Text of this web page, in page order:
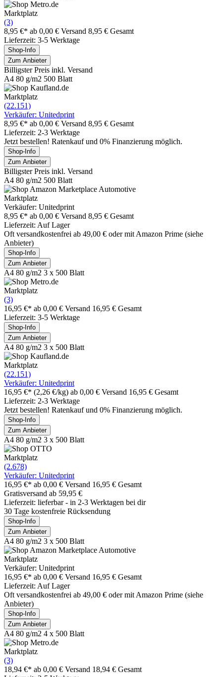
Marktplatz
(3)
8,95 €* ab 0,00 € Versand 8,95 € Gesamt
Lieferzeit: 3-5 Werktage
Shop-Info
Zum Anbieter
Billigster Preis inkl. Versand
A4 80 g/m2 500 Blatt
Marktplatz
(22.151)
Verkäufer: Unitedprint
8,95 €* ab 0,00 € Versand 8,95 € Gesamt
Lieferzeit: 2-3 Werktage
Jetzt bestellen! Ratenkauf und 0% Finanzierung möglich.
Shop-Info
Zum Anbieter
Billigster Preis inkl. Versand
A4 80 g/m2 500 Blatt
Marktplatz
Verkäufer: Unitedprint
8,95 €* ab 0,00 € Versand 8,95 € Gesamt
Lieferzeit: Auf Lager
Oft versandkostenfrei ab 49,00 € oder mit Amazon Prime (siehe
Anbieter)
Shop-Info
Zum Anbieter
A4 80 g/m2 3 x 500 Blatt
Marktplatz
(3)
16,95 €* ab 0,00 € Versand 16,95 € Gesamt
Lieferzeit: 3-5 Werktage
Shop-Info
Zum Anbieter
A4 80 g/m2 3 x 500 Blatt
Marktplatz
(22.151)
Verkäufer: Unitedprint
16,95 €* (2,26 €/kg) ab 0,00 € Versand 16,95 € Gesamt
Lieferzeit: 2-3 Werktage
Jetzt bestellen! Ratenkauf und 0% Finanzierung möglich.
Shop-Info
Zum Anbieter
A4 80 g/m2 3 x 500 Blatt
Marktplatz
(2.678)
Verkäufer: Unitedprint
16,95 €* ab 0,00 € Versand 16,95 € Gesamt
Gratisversand ab 59,95 €
Lieferzeit: lieferbar - in 2-3 Werktagen bei dir
30 Tage kostenfreie Rücksendung
Shop-Info
Zum Anbieter
A4 80 g/m2 3 x 500 Blatt
Marktplatz
Verkäufer: Unitedprint
16,95 €* ab 0,00 € Versand 16,95 € Gesamt
Lieferzeit: Auf Lager
Oft versandkostenfrei ab 49,00 € oder mit Amazon Prime (siehe
Anbieter)
Shop-Info
Zum Anbieter
A4 80 g/m2 4 x 500 Blatt
Marktplatz
(3)
18,94 €* ab 0,00 € Versand 18,94 € Gesamt